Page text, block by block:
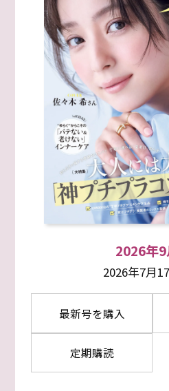
2026年
2026年7月
最新号を購入
定期購読